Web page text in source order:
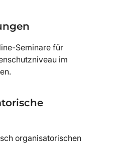
Seminare für
im
organisatorischen